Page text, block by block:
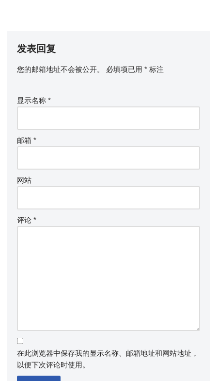
发表回复
您的邮箱地址不会被公开。 必填项已用 * 标注
显示名称 *
邮箱 *
网站
评论 *
在此浏览器中保存我的显示名称、邮箱地址和网站地址，
以便下次评论时使用。